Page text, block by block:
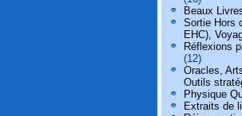
Beaux
Sortie Hors
EHC),
Réflexions
(12)
Oracles,
Outils
Physique
Extraits de